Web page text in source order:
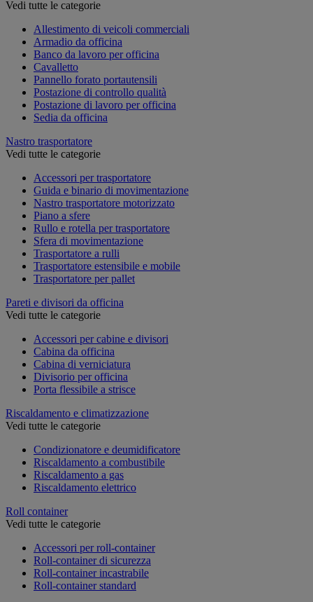
Vedi tutte le categorie
Allestimento di veicoli commerciali
Armadio da officina
Banco da lavoro per officina
Cavalletto
Pannello forato portautensili
Postazione di controllo qualità
Postazione di lavoro per officina
Sedia da officina
Nastro trasportatore
Vedi tutte le categorie
Accessori per trasportatore
Guida e binario di movimentazione
Nastro trasportatore motorizzato
Piano a sfere
Rullo e rotella per trasportatore
Sfera di movimentazione
Trasportatore a rulli
Trasportatore estensibile e mobile
Trasportatore per pallet
Pareti e divisori da officina
Vedi tutte le categorie
Accessori per cabine e divisori
Cabina da officina
Cabina di verniciatura
Divisorio per officina
Porta flessibile a strisce
Riscaldamento e climatizzazione
Vedi tutte le categorie
Condizionatore e deumidificatore
Riscaldamento a combustibile
Riscaldamento a gas
Riscaldamento elettrico
Roll container
Vedi tutte le categorie
Accessori per roll-container
Roll-container di sicurezza
Roll-container incastrabile
Roll-container standard